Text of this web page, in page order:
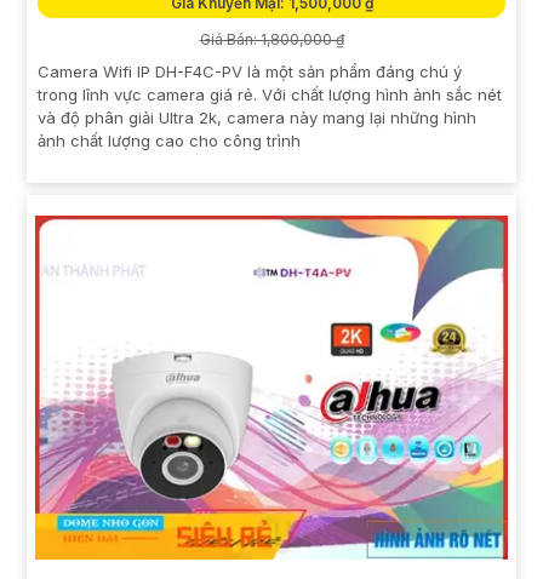
Giá Bán: 1,800,000 ₫
Camera Wifi IP DH-F4C-PV là một sản phẩm đáng chú ý
trong lĩnh vực camera giá rẻ. Với chất lượng hình ảnh sắc nét
và độ phân giải Ultra 2k, camera này mang lại những hình
ảnh chất lượng cao cho công trình